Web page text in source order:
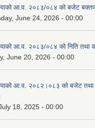
आ.व. २०८३/०८४ को बजेट
June 24, 2026 - 00:00
आ.व. २०८३/०८४ को निति तथा
June 20, 2026 - 00:00
आ.व. २०८२।०८३ को बजेट तथा
18, 2025 - 00:00